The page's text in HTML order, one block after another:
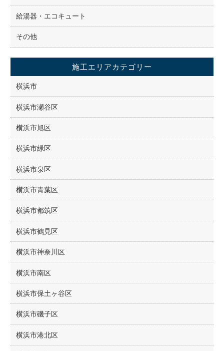
給湯器・エコキュート
その他
施工エリアカテゴリー
横浜市
横浜市瀬谷区
横浜市旭区
横浜市緑区
横浜市泉区
横浜市青葉区
横浜市都筑区
横浜市鶴見区
横浜市神奈川区
横浜市南区
横浜市保土ヶ谷区
横浜市磯子区
横浜市港北区